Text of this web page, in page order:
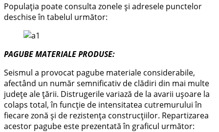
Populația poate consulta zonele și adresele punctelor
deschise în tabelul următor:
PAGUBE MATERIALE PRODUSE:
Seismul a provocat pagube materiale considerabile,
afectând un număr semnificativ de clădiri din mai multe
județe ale țării. Distrugerile variază de la avarii ușoare la
colaps total, în funcție de intensitatea cutremurului în
fiecare zonă și de rezistența construcțiilor. Repartizarea
acestor pagube este prezentată în graficul următor: